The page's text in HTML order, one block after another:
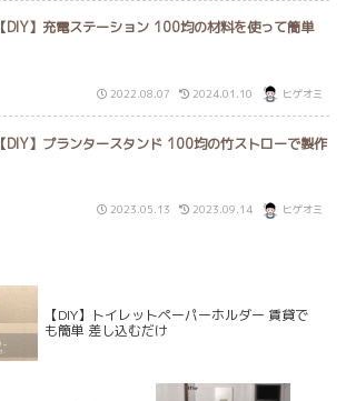
【DIY】充電ステーション 100均の材料を使って簡単
2022.08.07 2024.01.10 ヒゲオミ
【DIY】プランタースタンド 100均の竹ストローで製作
2023.05.13 2023.09.14 ヒゲオミ
【DIY】トイレットペーパーホルダー 賃貸で
も簡単 差し込むだけ